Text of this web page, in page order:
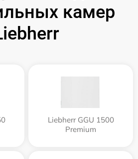
камер
Liebherr GGU 1500
Premium